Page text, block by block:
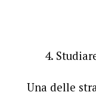
4.
Una delle